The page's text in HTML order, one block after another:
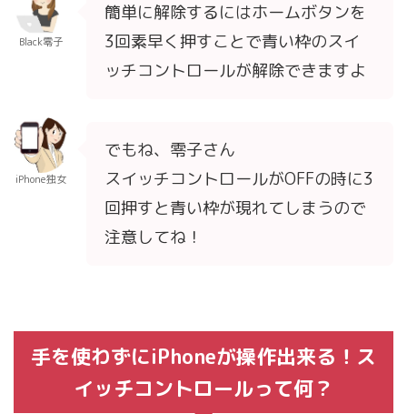
Black零子
簡単に解除するにはホームボタンを
3回素早く押すことで青い枠のスイ
ッチコントロールが解除できますよ
iPhone独女
でもね、零子さん
スイッチコントロールがOFFの時に3
回押すと青い枠が現れてしまうので
注意してね！
手を使わずにiPhoneが操作出来る！ス
イッチコントロールって何？